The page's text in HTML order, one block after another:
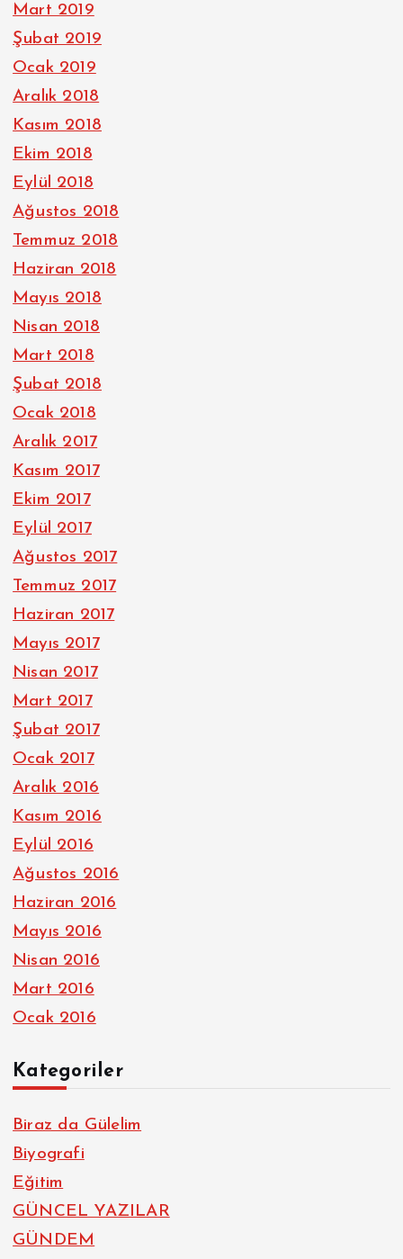
Mart 2019
Şubat 2019
Ocak 2019
Aralık 2018
Kasım 2018
Ekim 2018
Eylül 2018
Ağustos 2018
Temmuz 2018
Haziran 2018
Mayıs 2018
Nisan 2018
Mart 2018
Şubat 2018
Ocak 2018
Aralık 2017
Kasım 2017
Ekim 2017
Eylül 2017
Ağustos 2017
Temmuz 2017
Haziran 2017
Mayıs 2017
Nisan 2017
Mart 2017
Şubat 2017
Ocak 2017
Aralık 2016
Kasım 2016
Eylül 2016
Ağustos 2016
Haziran 2016
Mayıs 2016
Nisan 2016
Mart 2016
Ocak 2016
Kategoriler
Biraz da Gülelim
Biyografi
Eğitim
GÜNCEL YAZILAR
GÜNDEM